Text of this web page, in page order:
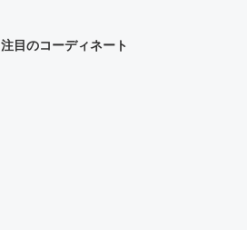
注目のコーディネート